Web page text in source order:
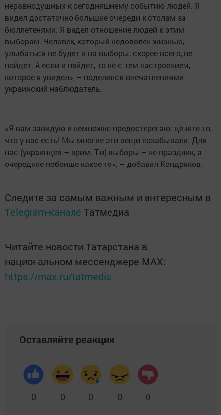
неравнодушных к сегодняшнему событию людей. Я
видел достаточно большие очереди к столам за
бюллетенями. Я видел отношение людей к этим
выборам. Человек, который недоволен жизнью,
улыбаться не будет и на выборы, скорее всего, не
пойдет. А если и пойдет, то не с тем настроением,
которое я увидел», – поделился впечатлениями
украинский наблюдатель.
«Я вам завидую и немножко предостерегаю: цените то,
что у вас есть! Мы многие эти вещи позабывали. Для
нас (украинцев – прим. Т-и) выборы – не праздник, а
очередное побоище какое-то», – добавил Кондряков.
Следите за самым важным и интересным в
Telegram-канале Татмедиа
Читайте новости Татарстана в
национальном мессенджере MАХ:
https://max.ru/tatmedia
Оставляйте реакции
0 0 0 0 0